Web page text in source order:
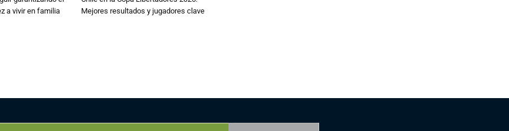
a vivir en familia
Mejores resultados y jugadores clave